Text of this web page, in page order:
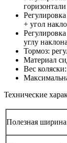
+ угол
углу
Тормоз:
Материал
Вес
Технические
Полезная ширина